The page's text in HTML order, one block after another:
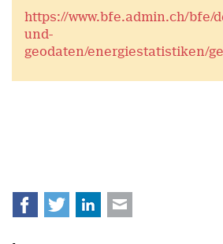
https://www.bfe.admin.ch/bfe/
und-
geodaten/energiestatistiken/
Facebook
TwitterLinkedIn
E-mail